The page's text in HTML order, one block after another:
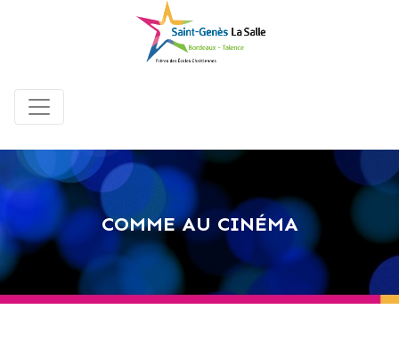
COMME AU CINÉMA